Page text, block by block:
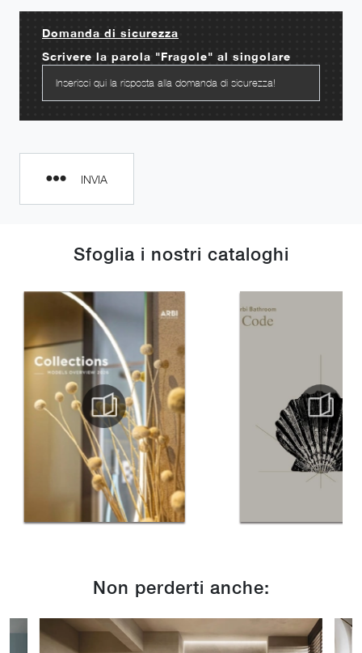
Sfoglia i nostri cataloghi
Domanda di sicurezza
Scrivere la parola "Fragole" al singolare
INVIA
Non perderti anche: